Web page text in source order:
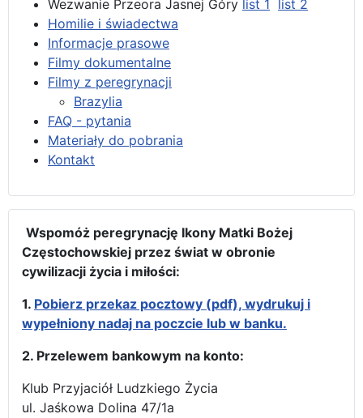
Wezwanie Przeora Jasnej Góry list 1 list 2
Homilie i świadectwa
Informacje prasowe
Filmy dokumentalne
Filmy z peregrynacji
Brazylia
FAQ - pytania
Materiały do pobrania
Kontakt
Wspomóż peregrynację Ikony Matki Bożej
Częstochowskiej przez świat w obronie
cywilizacji życia i miłości:
1. Pobierz przekaz pocztowy (pdf), wydrukuj i
wypełniony nadaj na poczcie lub w banku.
2. Przelewem bankowym na konto:
Klub Przyjaciół Ludzkiego Życia
ul. Jaśkowa Dolina 47/1a